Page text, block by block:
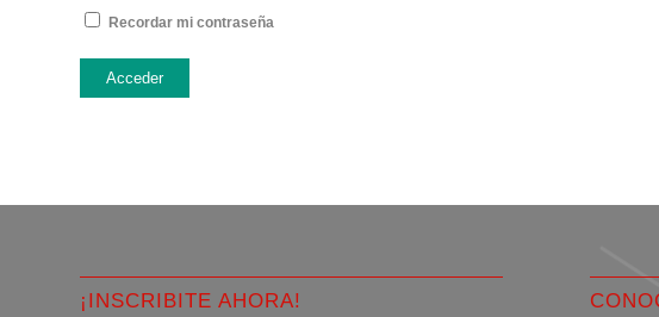
Recordar mi contraseña
Acceder
¡INSCRIBITE AHORA!